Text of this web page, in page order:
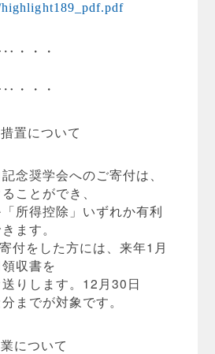
pdf.pdf
・・
・・
置について
念奨学会へのご寄付は、
ことができ、
「所得控除」いずれか有利
ます。
付をした方には、来年1月
収書を
りします。12月30日
までが対象です。
について